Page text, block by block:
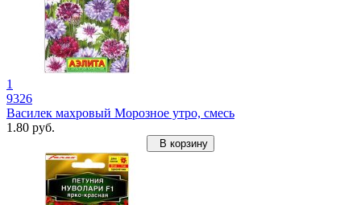
1
9326
Василек махровый Морозное утро, смесь
1.80 руб.
В корзину